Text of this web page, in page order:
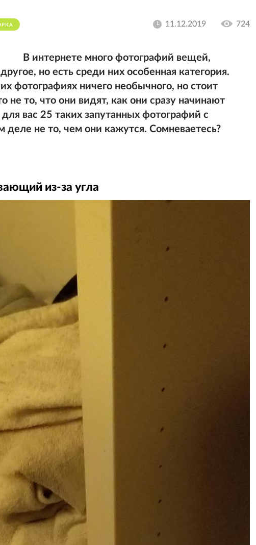
11.12.2019 724
В интернете много фотографий вещей,
но есть среди них особенная категория.
фотографиях ничего необычного, но стоит
не то, что они видят, как они сразу начинают
вас 25 таких запутанных фотографий с
не то, чем они кажутся. Сомневаетесь?
из-за угла